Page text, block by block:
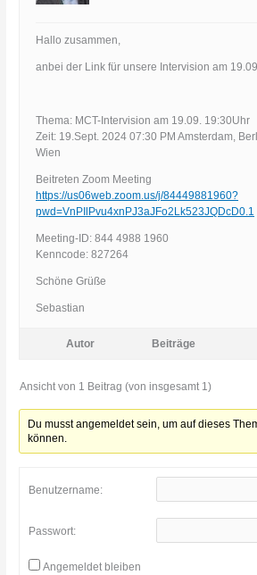
Hallo zusammen,
anbei der Link für unsere Intervision am
Thema: MCT-Intervision am 19.09. 19:30Uhr
Zeit: 19.Sept. 2024 07:30 PM Amsterdam,
Wien
Beitreten Zoom Meeting
https://us06web.zoom.us/j/84449881960?
pwd=VnPIlPvu4xnPJ3aJFo2Lk523JQDcD0.1
Meeting-ID: 844 4988 1960
Kenncode: 827264
Schöne Grüße
Sebastian
Autor Beiträge
Ansicht von 1 Beitrag (von insgesamt 1)
Du musst angemeldet sein, um auf dieses
können.
Benutzername:
Passwort:
Angemeldet bleiben